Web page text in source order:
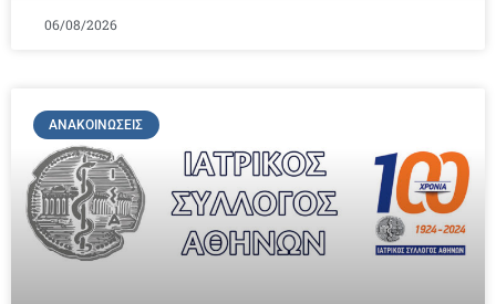
06/08/2026
ΑΝΑΚΟΙΝΏΣΕΙΣ